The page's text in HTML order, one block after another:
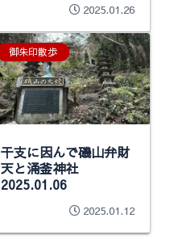
2025.01.26
御朱印散歩
干支に因んで磯山弁財
天と涌釜神社
2025.01.06
2025.01.12